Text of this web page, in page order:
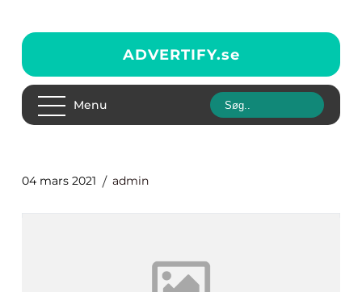
ADVERTIFY.se
Menu
04 mars 2021 admin